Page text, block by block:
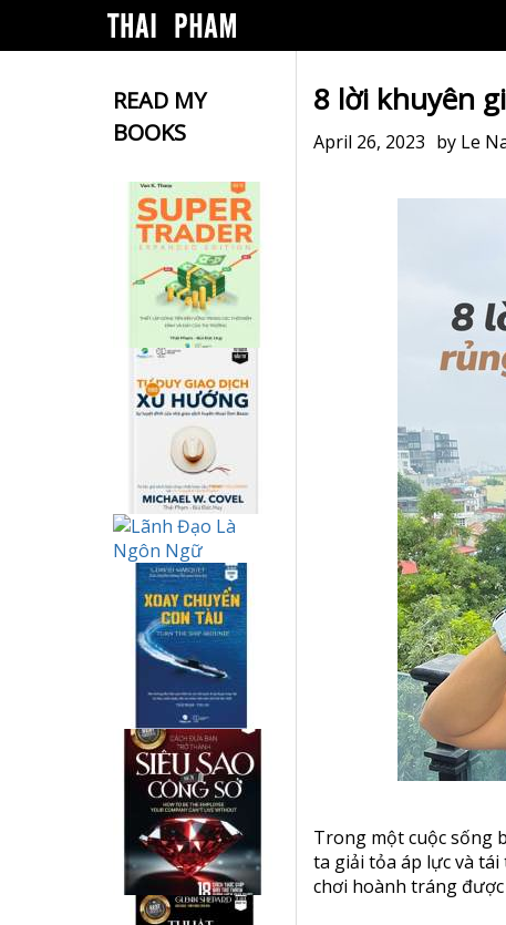
READ MY
BOOKS
8 lời khuyên
April 26, 2023 by Le
Trong một cuộc sống
ta giải tỏa áp lực và
chơi hoành tráng